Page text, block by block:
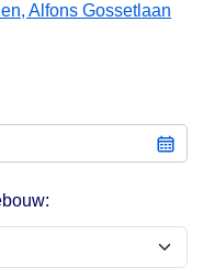
Alfons Gossetlaan